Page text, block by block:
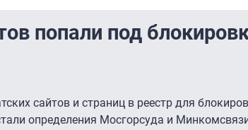
попали под
сайтов и страниц в реестр для
определения Мосгорсуда и